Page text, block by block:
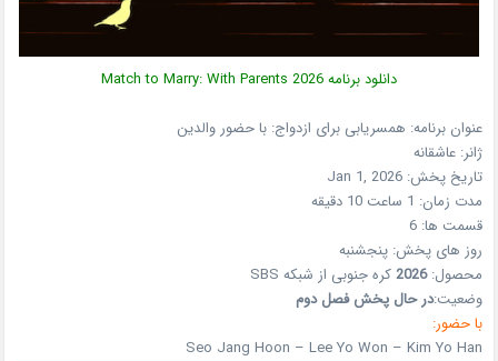
دانلود برنامه Match to Marry: With Parents 2026
عنوان برنامه: همسریابی برای ازدواج: با حضور والدین
ژانر:عاشقانه
تاریخ پخش:Jan 1, 2026
مدت زمان: 1 ساعت 10 دقیقه
قسمت ها:6
روز های پخش:پنجشنبه
محصول:2026 کره جنوبی از شبکه SBS
وضعیت:در حال پخش فصل دوم
با حضور:
Seo Jang Hoon – Lee Yo Won – Kim Yo Han